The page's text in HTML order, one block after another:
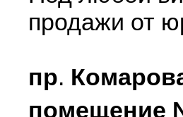
продажи от
пр.
помещение